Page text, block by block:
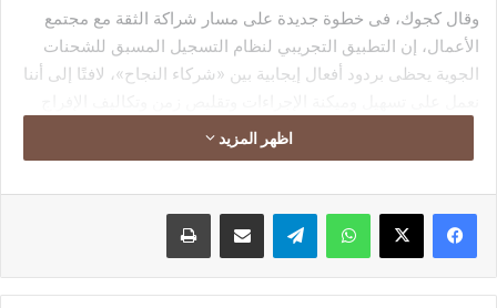
وقال كجوك، فى خطوة جديدة على مسار شراكة الثقة مع مجتمع
الأعمال، إن التطبيق التجريبي لنظام التسجيل المسبق للشحنات
الجوية يحظى بردود أفعال إيجابية بين «شركاء النجاح»، لافتًا إلى أننا
الجمركى لخفض تكاليف الاستيراد والتصدير.
وأضاف أن منظومة «ACI» بالموانئ البحرية منتظمة ومستقرة، وقد
يسهم فى خفض تكاليف توثيق المستندات بالخارج، وتخفيف الأعباء
اظهر المزيد
فيسبوك ‫X واتساب تيلقرام مشاركة عبر البريد طباعة